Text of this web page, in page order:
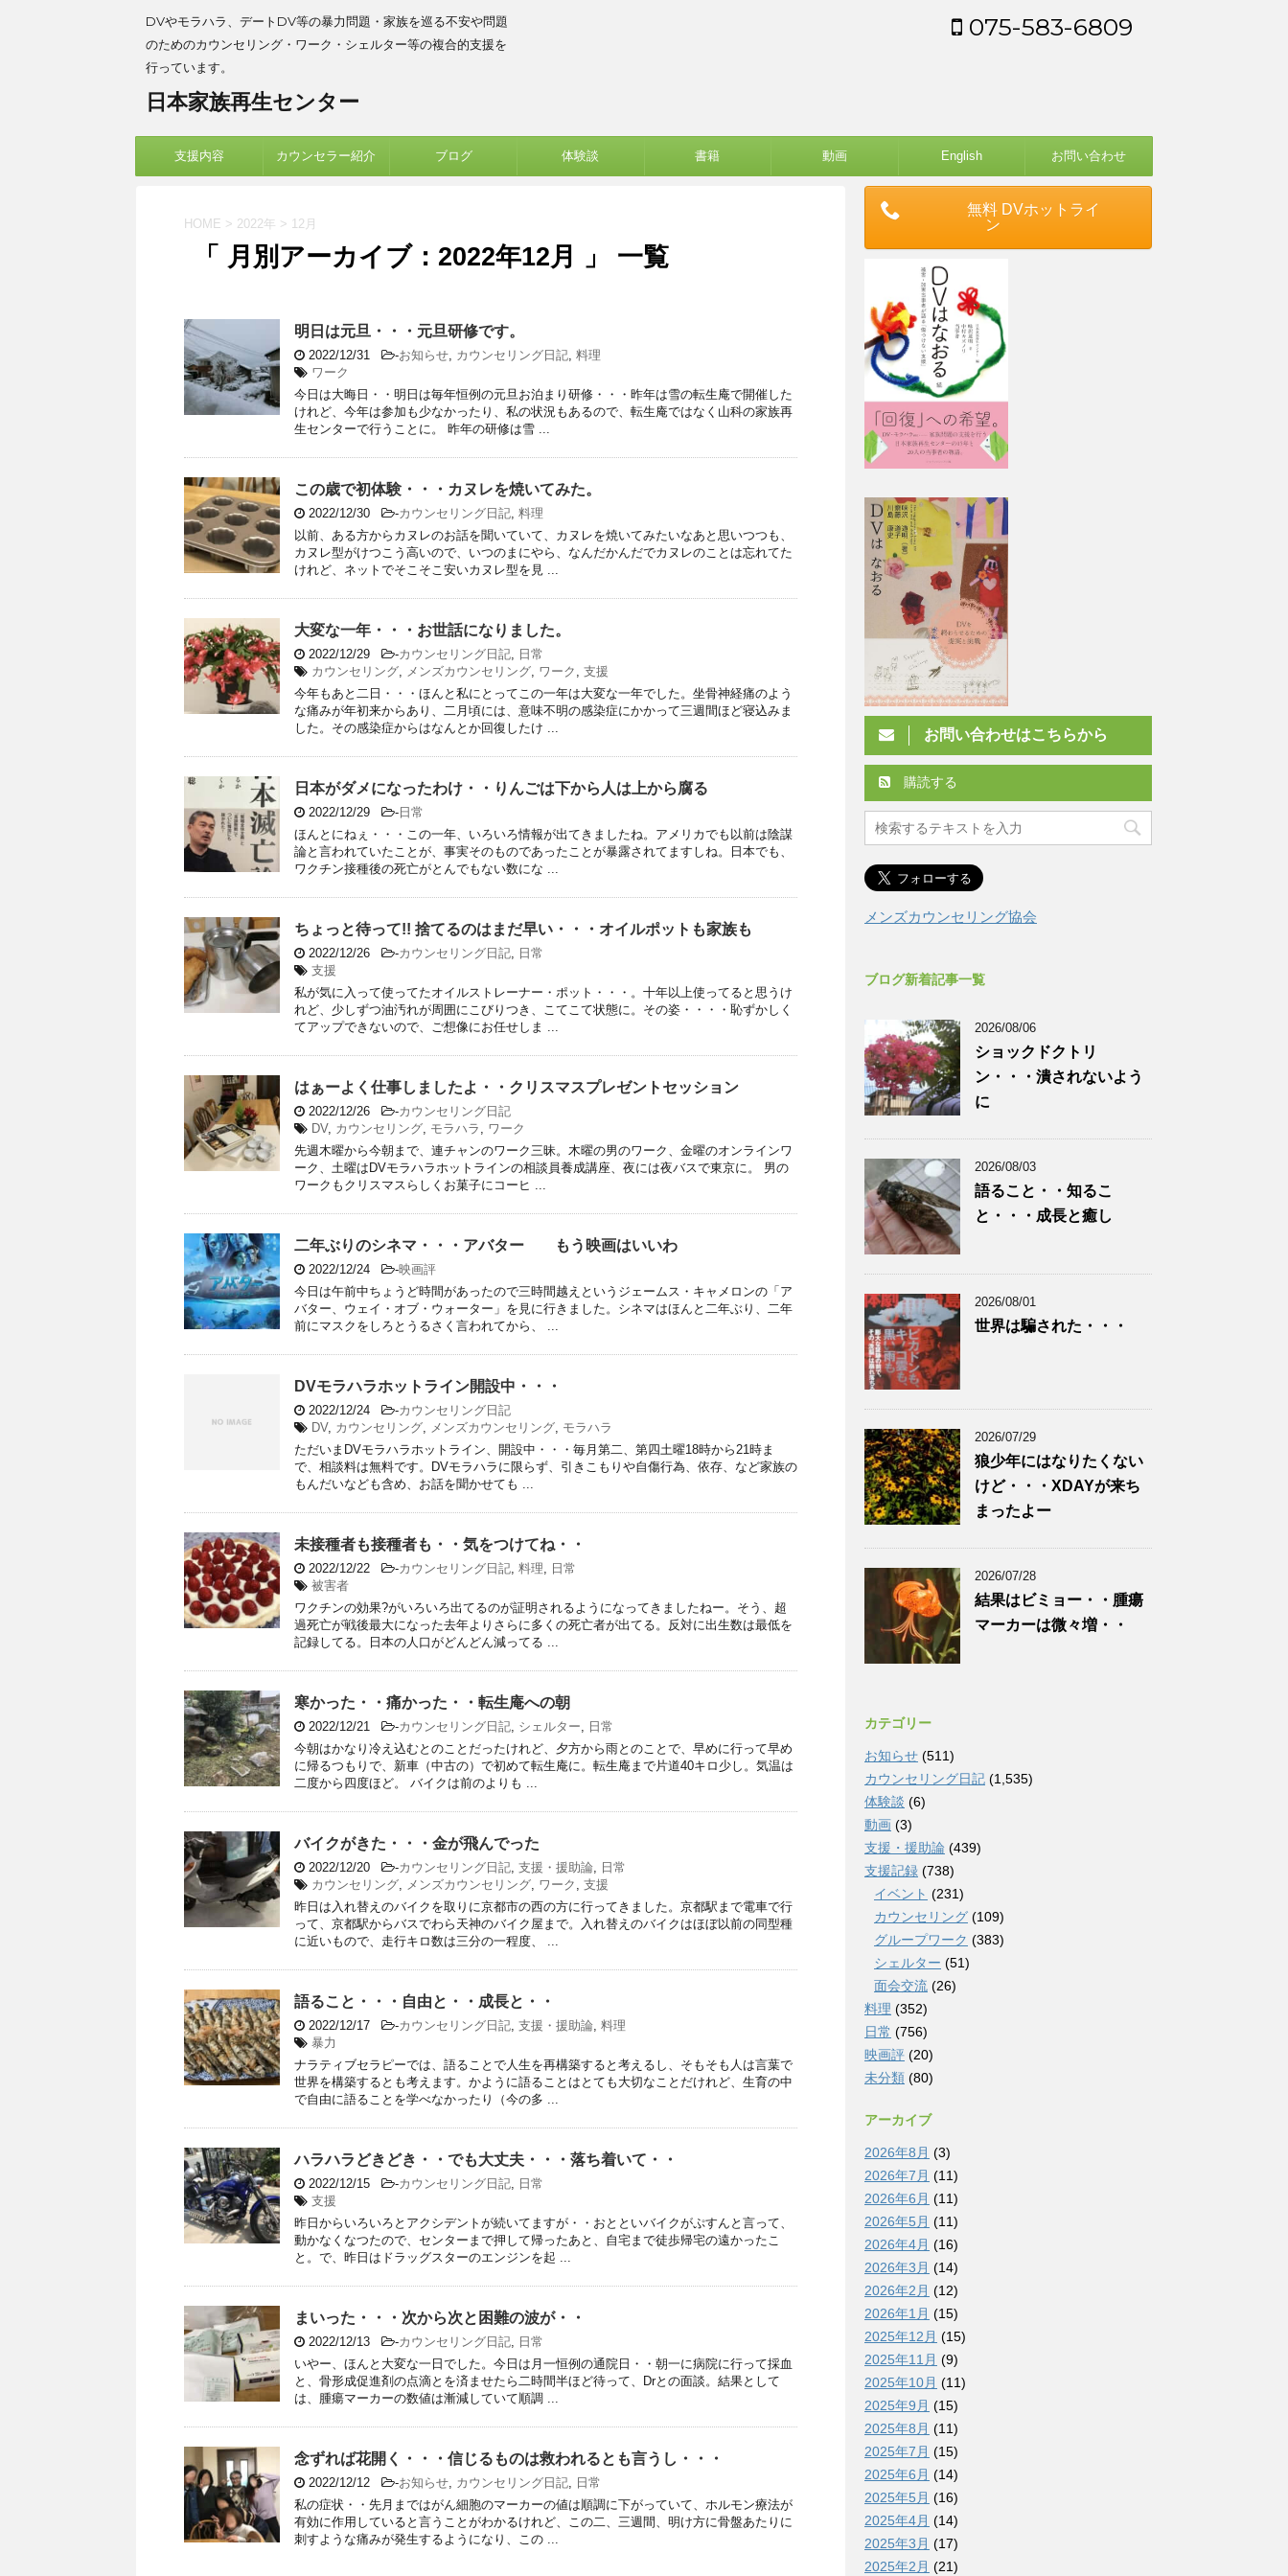
DVやモラハラ、デートDV等の暴力問題・家族を巡る不安や問題
のためのカウンセリング・ワーク・シェルター等の複合的支援を
行っています。
日本家族再生センター
075-583-6809
支援内容 カウンセラー紹介 ブログ 体験談 書籍 動画 English お問い合わせ
HOME > 2022年 > 12月
「 月別アーカイブ：2022年12月 」 一覧
明日は元旦・・・元旦研修です。
2022/12/31 -お知らせ, カウンセリング日記, 料理
ワーク
今日は大晦日・・明日は毎年恒例の元旦お泊まり研修・・・昨年は雪の転生庵で開催した
けれど、今年は参加も少なかったり、私の状況もあるので、転生庵ではなく山科の家族再
生センターで行うことに。 昨年の研修は雪 ...
この歳で初体験・・・カヌレを焼いてみた。
2022/12/30 -カウンセリング日記, 料理
以前、ある方からカヌレのお話を聞いていて、カヌレを焼いてみたいなあと思いつつも、
カヌレ型がけつこう高いので、いつのまにやら、なんだかんだでカヌレのことは忘れてた
けれど、ネットでそこそこ安いカヌレ型を見 ...
大変な一年・・・お世話になりました。
2022/12/29 -カウンセリング日記, 日常
カウンセリング, メンズカウンセリング, ワーク , 支援
今年もあと二日・・・ほんと私にとってこの一年は大変な一年でした。坐骨神経痛のよう
な痛みが年初来からあり、二月頃には、意味不明の感染症にかかって三週間ほど寝込みま
した。その感染症からはなんとか回復したけ ...
日本がダメになったわけ・・りんごは下から人は上から腐る
2022/12/29 - 日常
ほんとにねぇ・・・この一年、いろいろ情報が出てきましたね。アメリカでも以前は陰謀
論と言われていたことが、事実そのものであったことが暴露されてますしね。日本でも、
ワクチン接種後の死亡がとんでもない数にな ...
ちょっと待って!! 捨てるのはまだ早い・・・オイルポットも家族も
2022/12/26 -カウンセリング日記, 日常
支援
私が気に入って使ってたオイルストレーナー・ポット・・・。十年以上使ってると思うけ
れど、少しずつ油汚れが周囲にこびりつき、こてこて状態に。その姿・・・・恥ずかしく
てアップできないので、ご想像にお任せしま ...
はぁーよく仕事しましたよ・・クリスマスプレゼントセッション
2022/12/26 -カウンセリング日記
DV, カウンセリング, モラハラ , ワーク
先週木曜から今朝まで、連チャンのワーク三昧。木曜の男のワーク、金曜のオンラインワ
ーク、土曜はDVモラハラホットラインの相談員養成講座、夜には夜バスで東京に。 男の
ワークもクリスマスらしくお菓子にコーヒ ...
二年ぶりのシネマ・・・アバター もう映画はいいわ
2022/12/24 -映画評
今日は午前中ちょうど時間があったので三時間越えというジェームス・キャメロンの「ア
バター、ウェイ・オブ・ウォーター」を見に行きました。シネマはほんと二年ぶり、二年
前にマスクをしろとうるさく言われてから、 ...
DVモラハラホットライン開設中・・・
2022/12/24 -カウンセリング日記
DV, カウンセリング, メンズカウンセリング, モラハラ
ただいまDVモラハラホットライン、開設中・・・毎月第二、第四土曜18時から21時ま
で、相談料は無料です。DVモラハラに限らず、引きこもりや自傷行為、依存、など家族の
もんだいなども含め、お話を聞かせても ...
未接種者も接種者も・・気をつけてね・・
2022/12/22 -カウンセリング日記, 料理, 日常
被害者
ワクチンの効果?がいろいろ出てるのが証明されるようになってきましたねー。そう、超
過死亡が戦後最大になった去年よりさらに多くの死亡者が出てる。反対に出生数は最低を
記録してる。日本の人口がどんどん減ってる ...
寒かった・・痛かった・・転生庵への朝
2022/12/21 -カウンセリング日記, シェルター, 日常
今朝はかなり冷え込むとのことだったけれど、夕方から雨とのことで、早めに行って早め
に帰るつもりで、新車（中古の）で初めて転生庵に。転生庵まで片道40キロ少し。気温は
二度から四度ほど。 バイクは前のよりも ...
バイクがきた・・・金が飛んでった
2022/12/20 -カウンセリング日記, 支援・援助論, 日常
カウンセリング, メンズカウンセリング, ワーク , 支援
昨日は入れ替えのバイクを取りに京都市の西の方に行ってきました。京都駅まで電車で行
って、京都駅からバスでわら天神のバイク屋まで。入れ替えのバイクはほぼ以前の同型種
に近いもので、走行キロ数は三分の一程度、 ...
語ること・・・自由と・・成長と・・
2022/12/17 -カウンセリング日記, 支援・援助論, 料理
暴力
ナラティブセラピーでは、語ることで人生を再構築すると考えるし、そもそも人は言葉で
世界を構築するとも考えます。かように語ることはとても大切なことだけれど、生育の中
で自由に語ることを学べなかったり（今の多 ...
ハラハラどきどき・・でも大丈夫・・・落ち着いて・・
2022/12/15 -カウンセリング日記, 日常
支援
昨日からいろいろとアクシデントが続いてますが・・おとといバイクがぷすんと言って、
動かなくなつたので、センターまで押して帰ったあと、自宅まで徒歩帰宅の遠かったこ
と。で、昨日はドラッグスターのエンジンを起 ...
まいった・・・次から次と困難の波が・・
2022/12/13 -カウンセリング日記, 日常
いやー、ほんと大変な一日でした。今日は月一恒例の通院日・・朝一に病院に行って採血
と、骨形成促進剤の点滴とを済ませたら二時間半ほど待って、Drとの面談。結果として
は、腫瘍マーカーの数値は漸減していて順調 ...
念ずれば花開く・・・信じるものは救われるとも言うし・・・
2022/12/12 -お知らせ, カウンセリング日記, 日常
私の症状・・先月まではがん細胞のマーカーの値は順調に下がっていて、ホルモン療法が
有効に作用していると言うことがわかるけれど、この二、三週間、明け方に骨盤あたりに
刺すような痛みが発生するようになり、この ...
無料 DVホットライ
ン
お問い合わせはこちらから
購読する
メンズカウンセリング協会
ブログ新着記事一覧
2026/08/06
ショックドクトリ
ン・・・潰されないよう
に
2026/08/03
語ること・・知るこ
と・・・成長と癒し
2026/08/01
世界は騙された・・・
2026/07/29
狼少年にはなりたくない
けど・・・XDAYが来ち
まったよー
2026/07/28
結果はビミョー・・腫瘍
マーカーは微々増・・
カテゴリー
お知らせ (511)
カウンセリング日記 (1,535)
体験談 (6)
動画 (3)
支援・援助論 (439)
支援記録 (738)
イベント (231)
カウンセリング (109)
グループワーク (383)
シェルター (51)
面会交流 (26)
料理 (352)
日常 (756)
映画評 (20)
未分類 (80)
アーカイブ
2026年8月 (3)
2026年7月 (11)
2026年6月 (11)
2026年5月 (11)
2026年4月 (16)
2026年3月 (14)
2026年2月 (12)
2026年1月 (15)
2025年12月 (15)
2025年11月 (9)
2025年10月 (11)
2025年9月 (15)
2025年8月 (11)
2025年7月 (15)
2025年6月 (14)
2025年5月 (16)
2025年4月 (14)
2025年3月 (17)
2025年2月 (21)